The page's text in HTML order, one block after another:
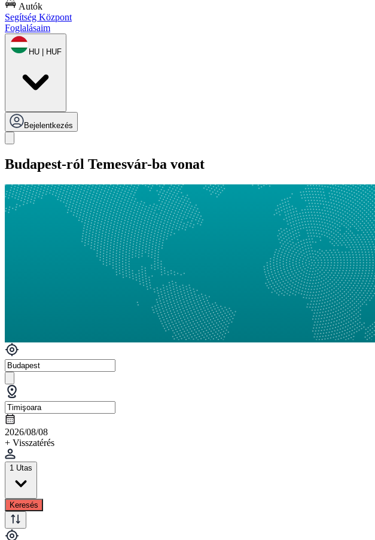
Autók
Segítség Központ
Foglalásaim
HU | HUF
Bejelentkezés
Budapest-ról Temesvár-ba vonat
2026/08/08
+ Visszatérés
1 Utas
Keresés